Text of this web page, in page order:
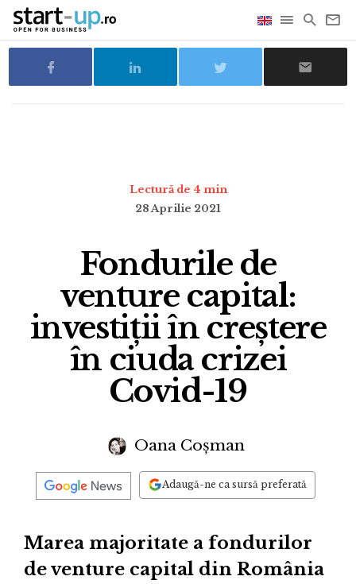
Lectură de 4 min
28 Aprilie 2021
Fondurile de
venture capital:
investiții în creștere
în ciuda crizei
Covid-19
Oana Coșman
Adaugă-ne ca sursă preferată
Marea majoritate a fondurilor
de venture capital din România